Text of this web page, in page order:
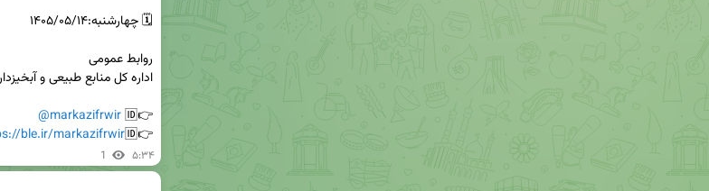
👉🆔
@markazifrwir
👉🆔
ble.ir/markazifrwir
1 ۵:۳۴